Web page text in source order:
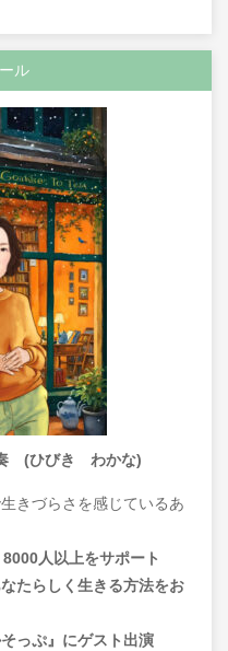
ル
(ひびき わかな)
きづらさを感じているあ
人以上をサポート
たらしく生きる方法をお
っぷ』にゲスト出演